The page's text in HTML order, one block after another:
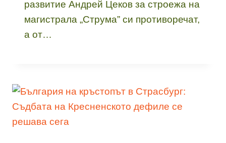
развитие Андрей Цеков за строежа на
магистрала „Струма” си противоречат,
а от…